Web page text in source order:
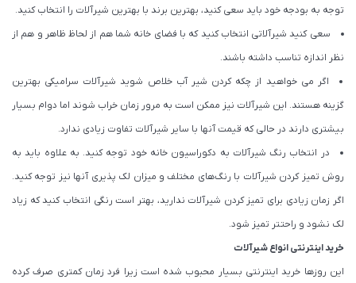
توجه به بودجه خود باید سعی کنید، بهترین برند با بهترین شیرآلات را انتخاب کنید.
سعی کنید شیرآلاتی انتخاب کنید که با فضای خانه شما هم از لحاظ ظاهر و هم از
نظر اندازه تناسب داشته باشند.
اگر می خواهید از چکه کردن شیر آب خلاص شوید شیرآلات سرامیکی بهترین
گزینه هستند. این شیرآلات نیز ممکن است به مرور زمان خراب شوند اما دوام بسیار
بیشتری دارند در حالی که قیمت آنها با سایر شیرآلات تفاوت زیادی ندارد.
در انتخاب رنگ شیرآلات به دکوراسیون خانه خود توجه کنید. به علاوه باید به
روش تمیز کردن شیرآلات با رنگ‌های مختلف و میزان لک پذیری آنها نیز توجه کنید.
اگر زمان زیادی برای تمیز کردن شیرآلات ندارید، بهتر است رنگی انتخاب کنید که زیاد
لک نشود و راحتتر تمیز شود.
خرید اینترنتی انواع شیرآلات
این روزها خرید اینترنتی بسیار محبوب شده است زیرا فرد زمان کمتری صرف کرده